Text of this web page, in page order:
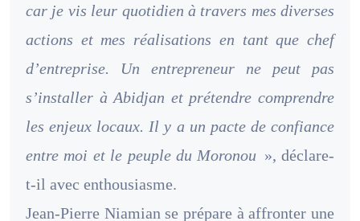
car je vis leur quotidien à travers mes diverses
actions et mes réalisations en tant que chef
d’entreprise. Un entrepreneur ne peut pas
s’installer à Abidjan et prétendre comprendre
les enjeux locaux. Il y a un pacte de confiance
entre moi et le peuple du Moronou », déclare-
t-il avec enthousiasme.
Jean-Pierre Niamian se prépare à affronter une